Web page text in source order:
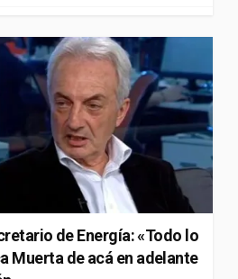
de Energía: «Todo lo
Muerta de acá en adelante